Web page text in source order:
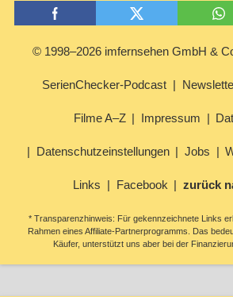
© 1998–2026 imfernsehen GmbH &
SerienChecker-Podcast
Filme A–Z Impressum
Datenschutzeinstellungen Jobs
Links Facebook zurück
* Transparenzhinweis: Für gekennzeichnete Links
Rahmen eines Affiliate-Partnerprogramms. Das
Käufer, unterstützt uns aber bei der